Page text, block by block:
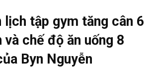
lịch tập gym tăng cân 6
và chế độ ăn uống 8
Byn Nguyễn